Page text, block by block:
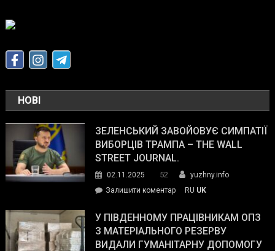
НОВІ
ЗЕЛЕНСЬКИЙ ЗАВОЙОВУЄ СИМПАТІЇ
ВИБОРЦІВ ТРАМПА – THE WALL
STREET JOURNAL.
02.11.2025 52
yuzhny.info
Залишити коментарon
завойовує
симпатії
виборців
RU UK
У ПІВДЕННОМУ ПРАЦІВНИКАМ ОПЗ
З МАТЕРІАЛЬНОГО РЕЗЕРВУ
ВИДАЛИ ГУМАНІТАРНУ ДОПОМОГУ